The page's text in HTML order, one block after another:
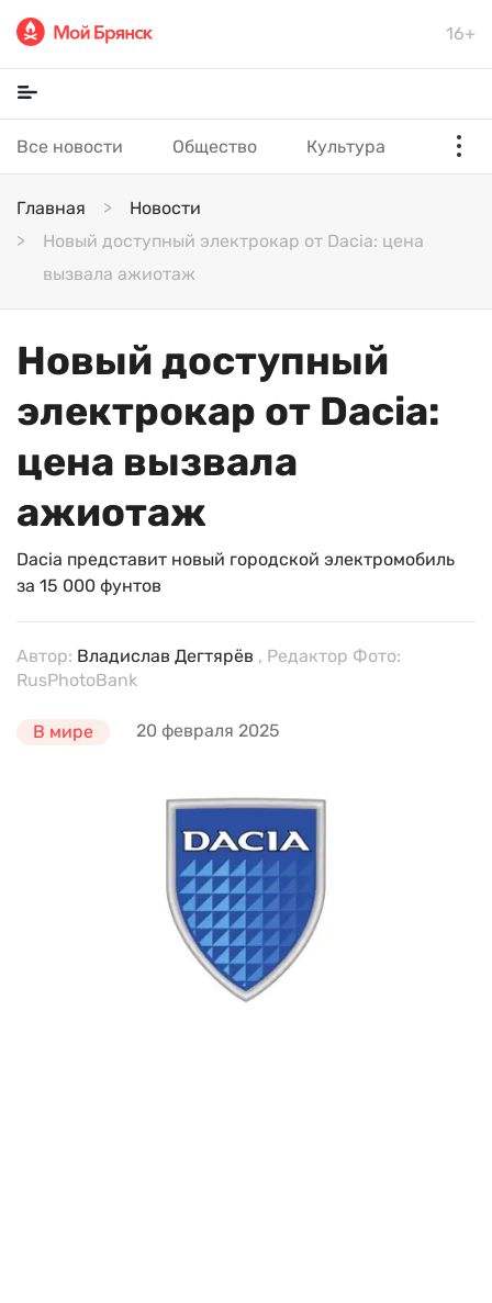
16+
Все новости Общество Культура
Главная
Новости
Новый доступный электрокар от Dacia: цена
вызвала ажиотаж
Новый доступный
электрокар от Dacia:
цена вызвала
ажиотаж
Dacia представит новый городской электромобиль
за 15 000 фунтов
Автор: Владислав Дегтярёв , Редактор Фото:
RusPhotoBank
В мире 20 февраля 2025